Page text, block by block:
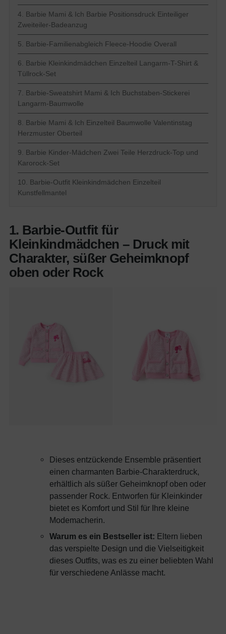
4. Barbie Mami & Ich Barbie Positionsdruck Einteiliger
Zweiteiler-Badeanzug
5. Barbie-Familienabgleich Fleece-Hoodie Overall
6. Barbie Kleinkindmädchen Einzelteil Langarm-T-Shirt &
Tüllrock-Set
7. Barbie-Sweatshirt Mami & Ich Buchstaben-Stickerei
Langarm-Baumwolle
8. Barbie Mami & Ich Einzelteil Baumwolle Valentinstag
Herzmuster Oberteil
9. Barbie Kinder-Mädchen Zwei Teile Herzdruck-Top und
Karorock-Set
10. Barbie-Outfit Kleinkindmädchen Einzelteil
Kunstfellmantel
1. Barbie-Outfit für
Kleinkindmädchen – Druck mit
Charakter, süßer Geheimknopf
oben oder Rock
Dieses entzückende Ensemble präsentiert
einen charmanten Barbie-Charakterdruck,
erhältlich als süßer Geheimknopf oben oder
passender Rock. Entworfen für Kleinkinder
bietet es Komfort und Stil für Ihre kleine
Modemacherin.
Warum es ein Bestseller ist: Eltern lieben
das verspielte Design und die Vielseitigkeit
dieses Outfits, was es zu einer beliebten Wahl
für verschiedene Anlässe macht.